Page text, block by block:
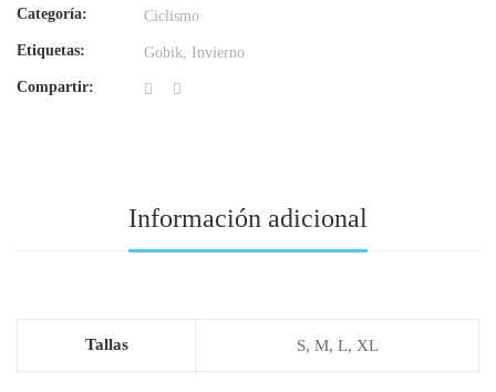
Categoría: Ciclismo
Etiquetas: Gobik, Invierno
Compartir:
Información adicional
Tallas S, M, L, XL